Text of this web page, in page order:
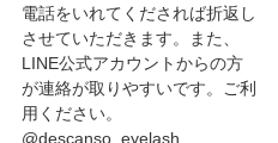
電話をいれてくだされば折返し
させていただきます。また、
LINE公式アカウントからの方
が連絡が取りやすいです。ご利
用ください。
@descanso_eyelash